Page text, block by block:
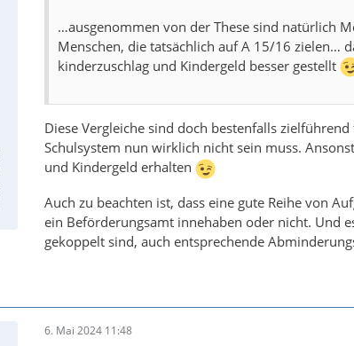
…ausgenommen von der These sind natürlich
Menschen, die tatsächlich auf A 15/16 zielen…
kinderzuschlag und Kindergeld besser gestellt
Diese Vergleiche sind doch bestenfalls
Schulsystem nun wirklich nicht sein muss.
und Kindergeld erhalten
Auch zu beachten ist, dass eine gute Reihe von
ein Beförderungsamt innehaben oder nicht. Und
gekoppelt sind, auch entsprechende
6. Mai 2024 11:48